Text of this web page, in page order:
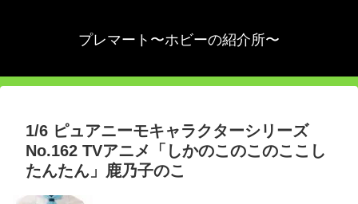
プレマート〜ホビーの紹介所〜
1/6 ピュアニーモキャラクターシリーズ
No.162 TVアニメ「しかのこのこのここし
たんたん」鹿乃子のこ